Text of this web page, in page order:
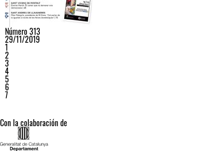
Número 313
29/11/2019
1
2
3
4
5
6
7
Con la colaboración de